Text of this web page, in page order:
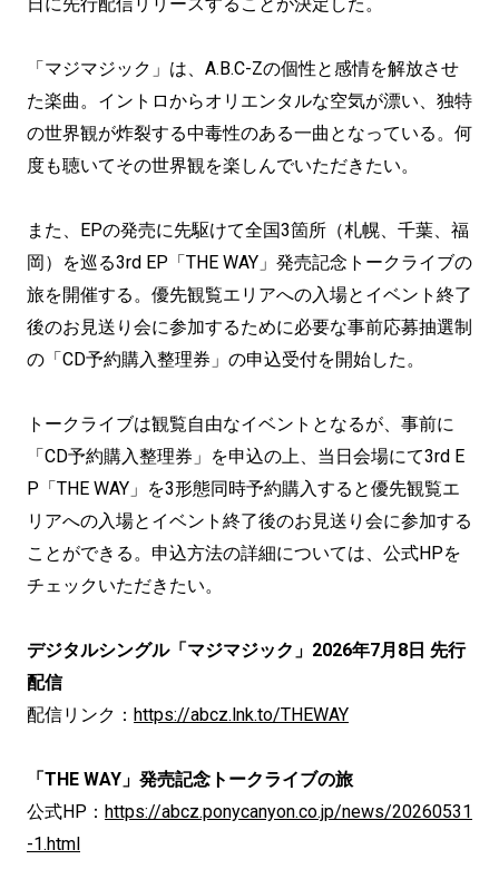
「マジマジック」は、A.B.C-Zの個性と感情を解放させ
た楽曲。イントロからオリエンタルな空気が漂い、独特
の世界観が炸裂する中毒性のある一曲となっている。何
度も聴いてその世界観を楽しんでいただきたい。
また、EPの発売に先駆けて全国3箇所（札幌、千葉、福
岡）を巡る3rd EP「THE WAY」発売記念トークライブの
旅を開催する。優先観覧エリアへの入場とイベント終了
後のお見送り会に参加するために必要な事前応募抽選制
の「CD予約購入整理券」の申込受付を開始した。
トークライブは観覧自由なイベントとなるが、事前に
「CD予約購入整理券」を申込の上、当日会場にて3rd E
P「THE WAY」を3形態同時予約購入すると優先観覧エ
リアへの入場とイベント終了後のお見送り会に参加する
ことができる。申込方法の詳細については、公式HPを
チェックいただきたい。
デジタルシングル「マジマジック」2026年7月8日 先行
配信
配信リンク： https://abcz.lnk.to/THEWAY
「THE WAY」発売記念トークライブの旅
公式HP： https://abcz.ponycanyon.co.jp/news/20260531
-1.html